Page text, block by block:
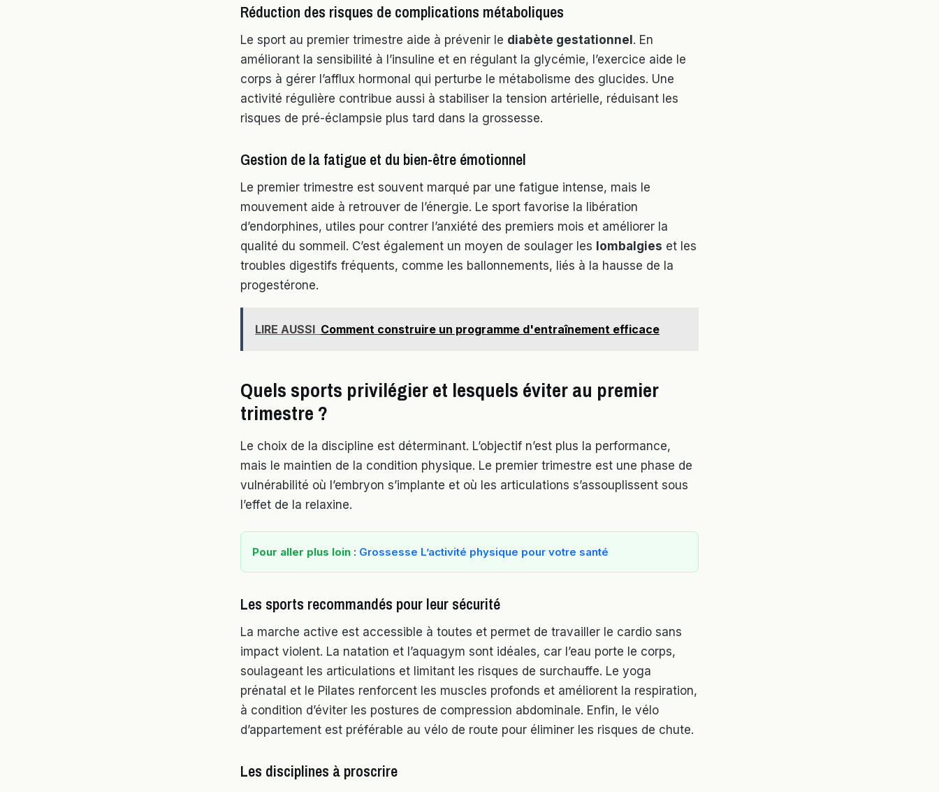
Réduction des risques de complications métaboliques
Le sport au premier trimestre aide à prévenir le diabète gestationnel . En
améliorant la sensibilité à l’insuline et en régulant la glycémie, l’exercice aide le
corps à gérer l’afflux hormonal qui perturbe le métabolisme des glucides. Une
activité régulière contribue aussi à stabiliser la tension artérielle, réduisant les
risques de pré-éclampsie plus tard dans la grossesse.
Gestion de la fatigue et du bien-être émotionnel
Le premier trimestre est souvent marqué par une fatigue intense, mais le
mouvement aide à retrouver de l’énergie. Le sport favorise la libération
d’endorphines, utiles pour contrer l’anxiété des premiers mois et améliorer la
qualité du sommeil. C’est également un moyen de soulager les lombalgies et les
troubles digestifs fréquents, comme les ballonnements, liés à la hausse de la
progestérone.
LIRE AUSSI Comment construire un programme d'entraînement efficace
Quels sports privilégier et lesquels éviter au premier
trimestre ?
Le choix de la discipline est déterminant. L’objectif n’est plus la performance,
mais le maintien de la condition physique. Le premier trimestre est une phase de
vulnérabilité où l’embryon s’implante et où les articulations s’assouplissent sous
l’effet de la relaxine.
Pour aller plus loin : Grossesse L’activité physique pour votre santé
Les sports recommandés pour leur sécurité
La marche active est accessible à toutes et permet de travailler le cardio sans
impact violent. La natation et l’aquagym sont idéales, car l’eau porte le corps,
soulageant les articulations et limitant les risques de surchauffe. Le yoga
prénatal et le Pilates renforcent les muscles profonds et améliorent la respiration,
à condition d’éviter les postures de compression abdominale. Enfin, le vélo
d’appartement est préférable au vélo de route pour éliminer les risques de chute.
Les disciplines à proscrire